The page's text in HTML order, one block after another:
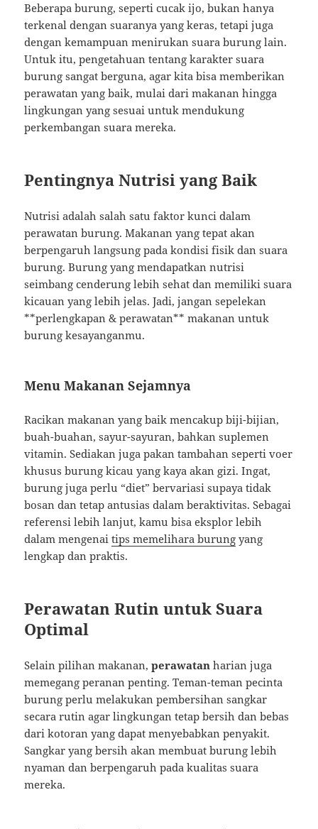
Beberapa burung, seperti cucak ijo, bukan hanya
terkenal dengan suaranya yang keras, tetapi juga
dengan kemampuan menirukan suara burung lain.
Untuk itu, pengetahuan tentang karakter suara
burung sangat berguna, agar kita bisa memberikan
perawatan yang baik, mulai dari makanan hingga
lingkungan yang sesuai untuk mendukung
perkembangan suara mereka.
Pentingnya Nutrisi yang Baik
Nutrisi adalah salah satu faktor kunci dalam
perawatan burung. Makanan yang tepat akan
berpengaruh langsung pada kondisi fisik dan suara
burung. Burung yang mendapatkan nutrisi
seimbang cenderung lebih sehat dan memiliki suara
kicauan yang lebih jelas. Jadi, jangan sepelekan
**perlengkapan & perawatan** makanan untuk
burung kesayanganmu.
Menu Makanan Sejamnya
Racikan makanan yang baik mencakup biji-bijian,
buah-buahan, sayur-sayuran, bahkan suplemen
vitamin. Sediakan juga pakan tambahan seperti voer
khusus burung kicau yang kaya akan gizi. Ingat,
burung juga perlu “diet” bervariasi supaya tidak
bosan dan tetap antusias dalam beraktivitas. Sebagai
referensi lebih lanjut, kamu bisa eksplor lebih
dalam mengenaitips memelihara burung yang
lengkap dan praktis.
Perawatan Rutin untuk Suara
Optimal
Selain pilihan makanan,perawatan harian juga
memegang peranan penting. Teman-teman pecinta
burung perlu melakukan pembersihan sangkar
secara rutin agar lingkungan tetap bersih dan bebas
dari kotoran yang dapat menyebabkan penyakit.
Sangkar yang bersih akan membuat burung lebih
nyaman dan berpengaruh pada kualitas suara
mereka.